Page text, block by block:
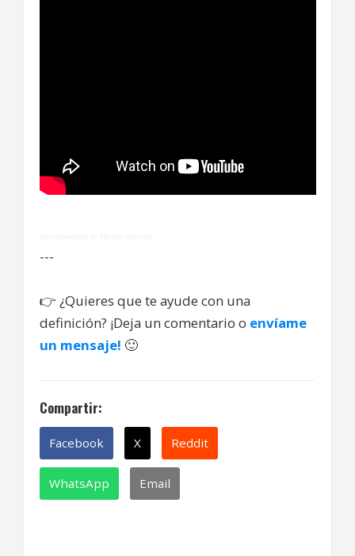
---
👉 ¿Quieres que te ayude con una
definición? ¡Deja un comentario o envíame
un mensaje! 🙂
Compartir:
Facebook X Reddit
WhatsApp Email